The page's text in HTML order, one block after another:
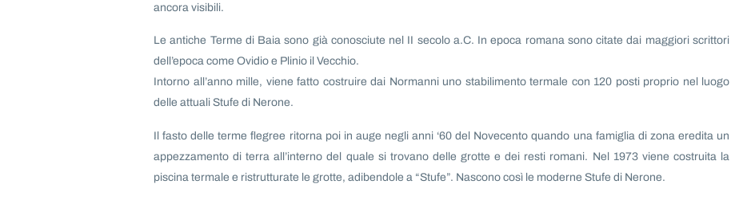
ancora visibili.
Le antiche Terme di Baia sono già conosciute nel II secolo a.C. In epoca romana sono citate dai maggiori scrittori
dell’epoca come Ovidio e Plinio il Vecchio.
Intorno all’anno mille, viene fatto costruire dai Normanni uno stabilimento termale con 120 posti proprio nel luogo
delle attuali Stufe di Nerone.
Il fasto delle terme flegree ritorna poi in auge negli anni ‘60 del Novecento quando una famiglia di zona eredita un
appezzamento di terra all’interno del quale si trovano delle grotte e dei resti romani. Nel 1973 viene costruita la
piscina termale e ristrutturate le grotte, adibendole a “Stufe”. Nascono così le moderne Stufe di Nerone.